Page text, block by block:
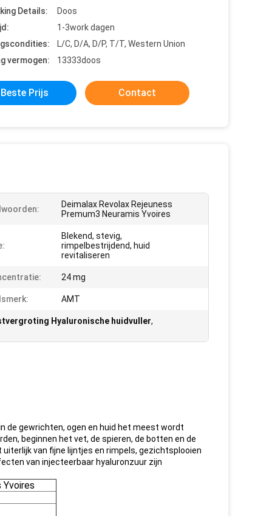
Details:
Doos
1-3work dagen
L/C, D/A, D/P, T/T, Western Union
vermogen:
13333doos
Beste Prijs Contact
Deimalax Revolax Rejeuness
Premum3 Neuramis Yvoires
Blekend, stevig,
rimpelbestrijdend, huid
revitaliseren
24 mg
AMT
Hyaluronische huidvuller,
de gewrichten, ogen en huid het meest wordt
beginnen het vet, de spieren, de botten en de
van fijne lijntjes en rimpels, gezichtsplooien
van injecteerbaar hyaluronzuur zijn
Yvoires